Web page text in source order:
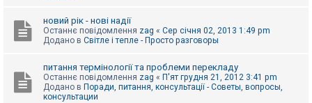
новий рік - нові надії
Останнє повідомлення zag « Сер січня 02, 2013 1:49 pm
Додано в Світле і тепле - Просто разговоры
питання термінології та проблеми перекладу
Останнє повідомлення zag « П'ят грудня 21, 2012 3:41 pm
Додано в Поради, питання, консультації - Советы, вопросы,
консультации